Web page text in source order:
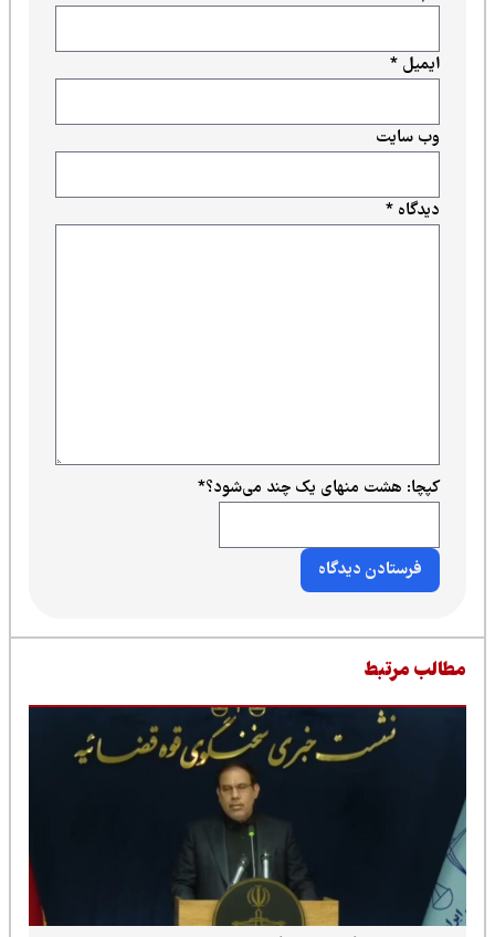
دیدگاه*
ایمیل*
وب‌ سایت
کپچا: هشت منهای یک چند می‌شود؟*
مرتبط